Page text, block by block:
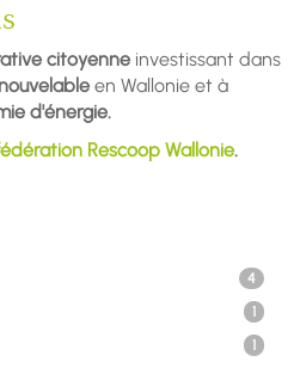
citoyenne investissant dans
en Wallonie et à
d'énergie.
Rescoop Wallonie.
4
1
1